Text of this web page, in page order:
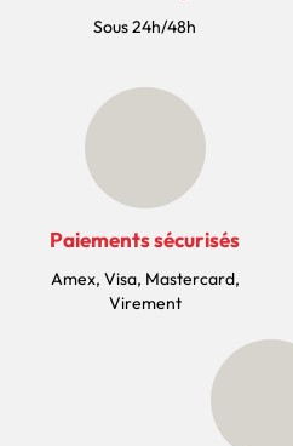
Sous 24h/48h
Paiements sécurisés
Amex, Visa, Mastercard,
Virement